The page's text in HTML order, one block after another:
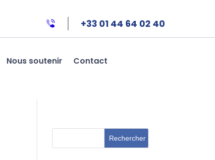
+33 01 44 64 02 40
Nous soutenir Contact